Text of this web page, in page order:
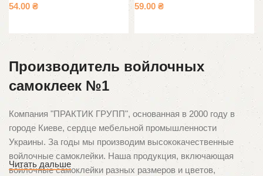
54.00 ₴
59.00 ₴
Производитель войлочных
самоклеек №1
Компания "ПРАКТИК ГРУПП", основанная в 2000 году в
городе Киеве, сердце мебельной промышленности
Украины. За годы мы производим высококачественные
войлочные самоклейки. Наша продукция, включающая
войлочные самоклейки разных размеров и цветов,
Читать дальше